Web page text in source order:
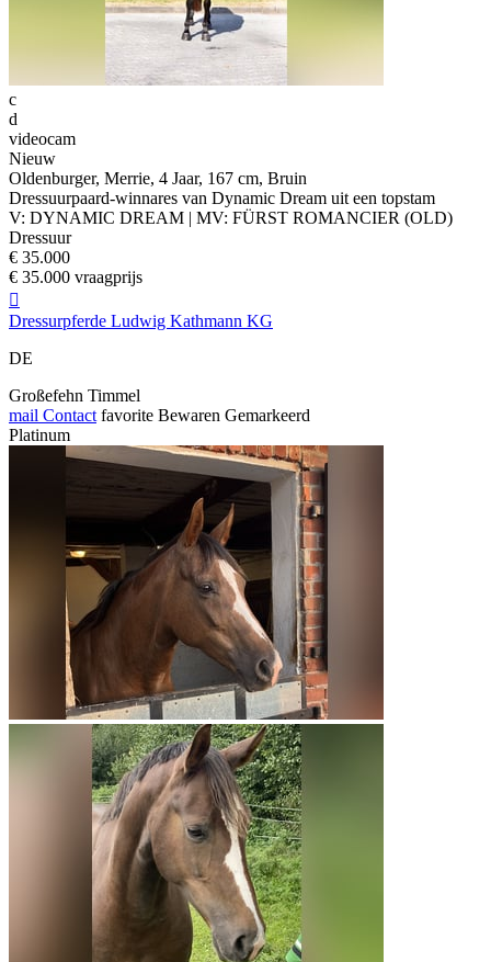
c
d
videocam
Nieuw
Oldenburger, Merrie, 4 Jaar, 167 cm, Bruin
Dressuurpaard-winnares van Dynamic Dream uit een topstam
V: DYNAMIC DREAM | MV: FÜRST ROMANCIER (OLD)
Dressuur
€ 35.000
€ 35.000 vraagprijs

Dressurpferde Ludwig Kathmann KG
DE
Großefehn Timmel
mail Contact favorite Bewaren Gemarkeerd
Platinum